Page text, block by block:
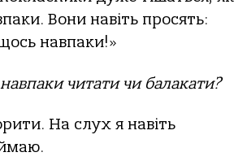
Вони навіть просять:
навпаки!»
читати чи балакати?
На слух я навіть